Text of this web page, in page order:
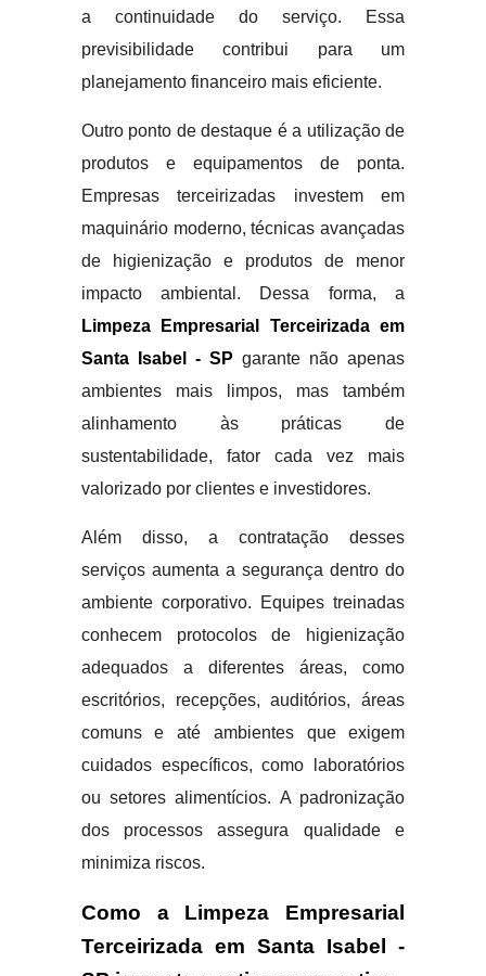
a continuidade do serviço. Essa
previsibilidade contribui para um
planejamento financeiro mais eficiente.
Outro ponto de destaque é a utilização de
produtos e equipamentos de ponta.
Empresas terceirizadas investem em
maquinário moderno, técnicas avançadas
de higienização e produtos de menor
impacto ambiental. Dessa forma, a
Limpeza Empresarial Terceirizada em
Santa Isabel - SP garante não apenas
ambientes mais limpos, mas também
alinhamento às práticas de
sustentabilidade, fator cada vez mais
valorizado por clientes e investidores.
Além disso, a contratação desses
serviços aumenta a segurança dentro do
ambiente corporativo. Equipes treinadas
conhecem protocolos de higienização
adequados a diferentes áreas, como
escritórios, recepções, auditórios, áreas
comuns e até ambientes que exigem
cuidados específicos, como laboratórios
ou setores alimentícios. A padronização
dos processos assegura qualidade e
minimiza riscos.
Como a Limpeza Empresarial
Terceirizada em Santa Isabel -